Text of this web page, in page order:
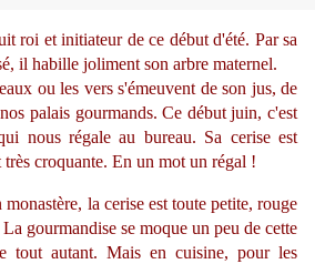
roi et initiateur de ce début d'été. Par sa
il habille joliment son arbre maternel.
ou les vers s'émeuvent de son jus, de
palais gourmands. Ce début juin, c'est
nous régale au bureau. Sa cerise est
croquante. En un mot un régal !
la cerise est toute petite, rouge
gourmandise se moque un peu de cette
tout autant. Mais en cuisine, pour les